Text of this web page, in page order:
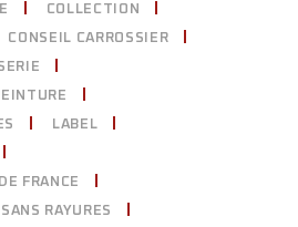
COLLECTION
CONSEIL CARROSSIER
LABEL
FRANCE
RAYURES